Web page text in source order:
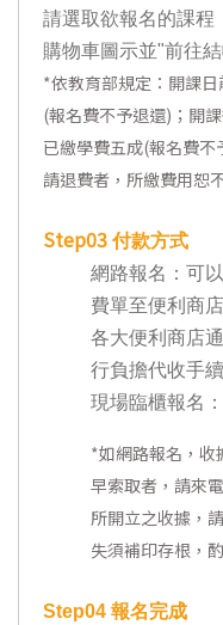
請選取欲報名的課程
購物車圖示並"前往結
*依教育部規定：開課
(報名費不予退還)；開
已繳學費五成(報名費
請退費者，所繳費用恕
Step03 付款方式
網路報名：可
費單至便利商
各大便利商店
行負擔代收手
現場臨櫃報名
*如網路報名，收
早索取者，請來
所開立之收據，
失須補印存根，
Step04 報名完成